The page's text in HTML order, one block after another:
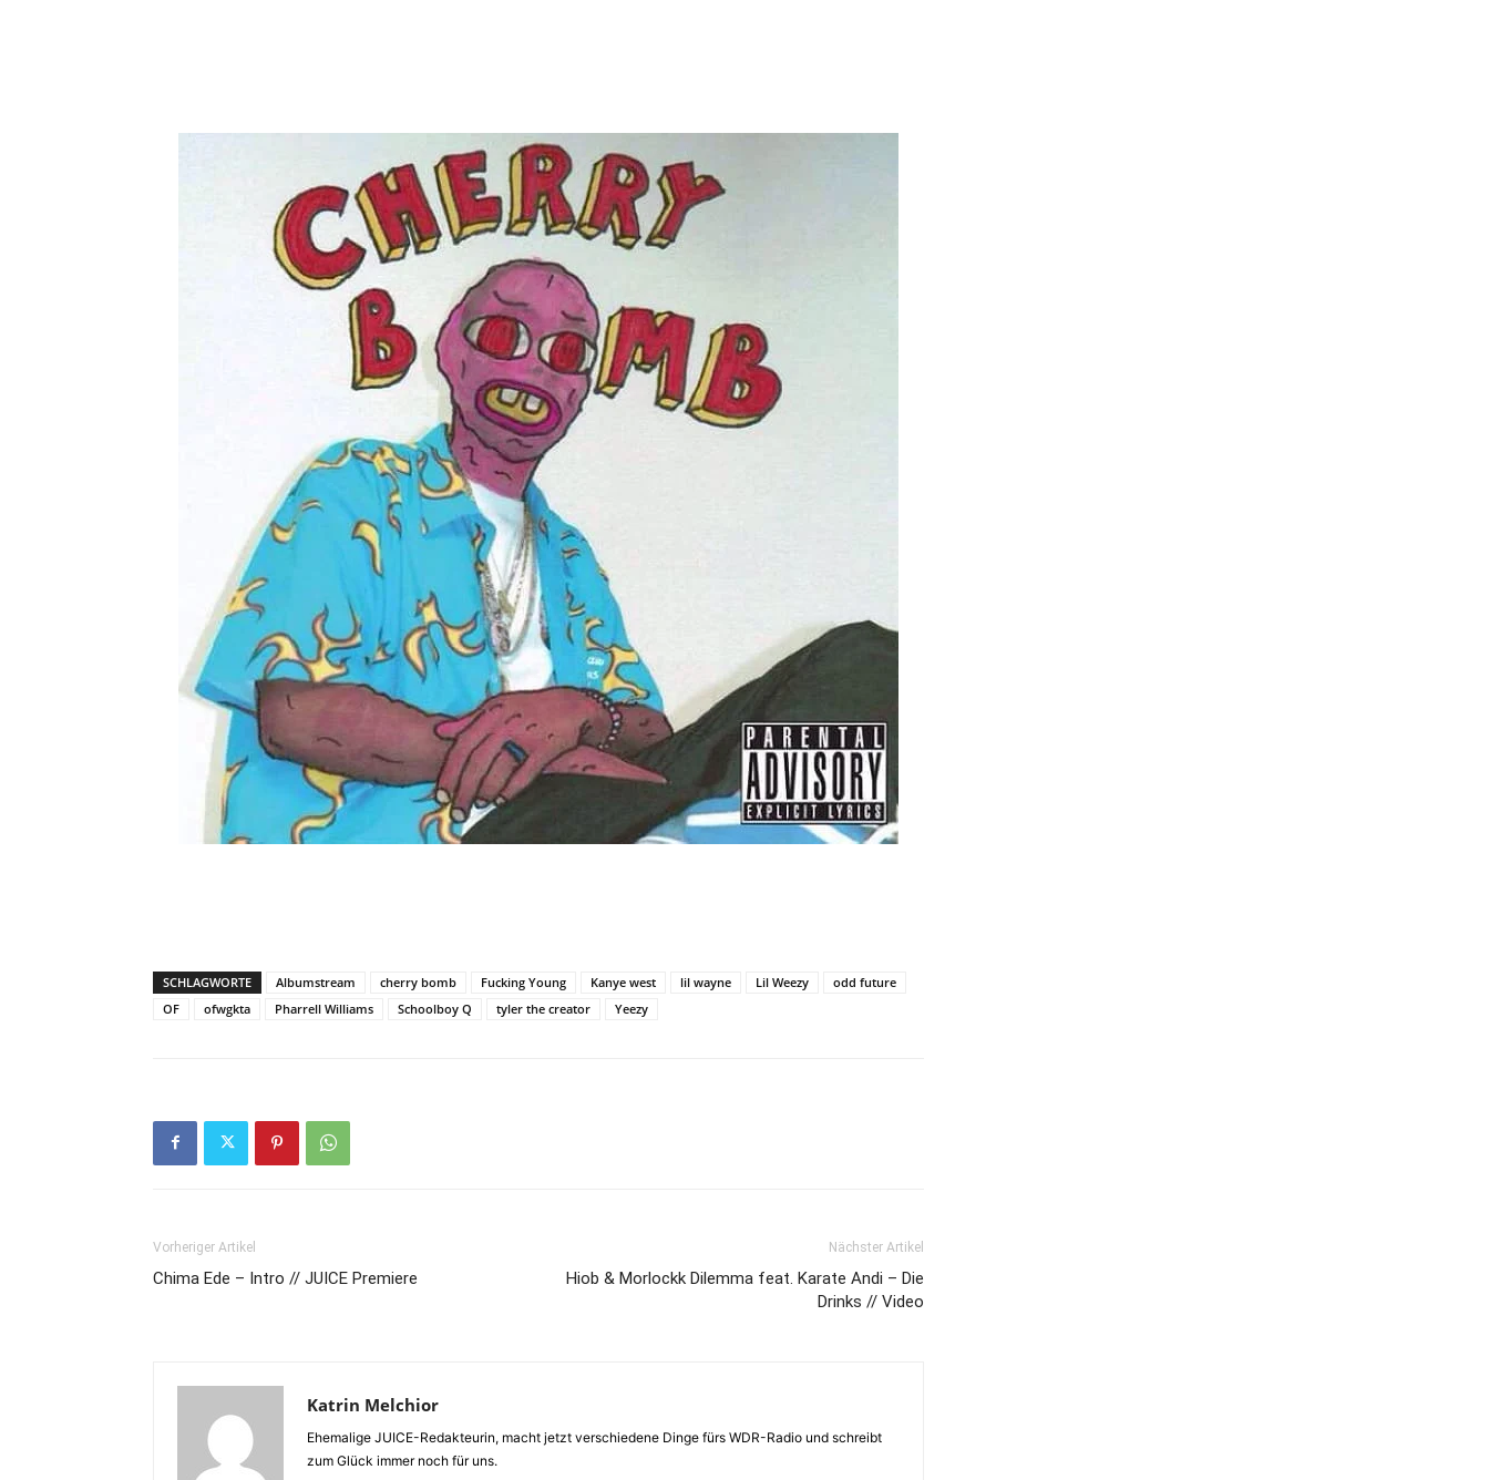
SCHLAGWORTE Albumstream cherry bomb Fucking Young Kanye west lil wayne Lil Weezy
odd future
OF
ofwgkta Pharrell Williams Schoolboy Q tyler the creator Yeezy
Vorheriger Artikel
Chima Ede – Intro // JUICE Premiere
Nächster Artikel
Hiob & Morlockk Dilemma feat. Karate Andi – Die
Drinks // Video
Katrin Melchior
Ehemalige JUICE-Redakteurin, macht jetzt verschiedene Dinge fürs WDR-Radio und schreibt
zum Glück immer noch für uns.